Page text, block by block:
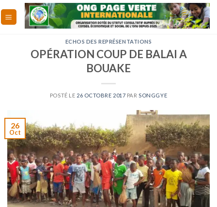
to
content
ECHOS DES REPRÉSENTATIONS
OPÉRATION COUP DE BALAI A
BOUAKE
POSTÉ LE 26 OCTOBRE 2017 PAR SONGGYE
26
Oct